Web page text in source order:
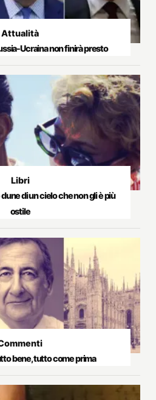
Attualità
Ucraina non finirà presto
Libri
di un cielo che non gli è più
ostile
bene, tutto come prima